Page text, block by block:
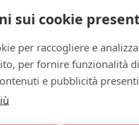
sui cookie
per raccogliere e
per fornire funzionalità
e pubblicità
COLORE